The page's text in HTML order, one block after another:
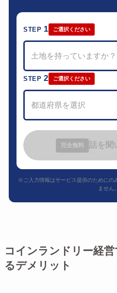
STEP 1 ご選択ください
土地を持っていますか？
STEP2 ご選択ください
都道府県を選択
完全無料 話を聞
※ご入力情報はサービス提供のためにの
ません。
コインランドリー経
るデメリット